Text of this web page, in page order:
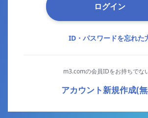
ログイン
ID・パスワードを忘れた
m3.comの会員IDをお持ちでな
アカウント新規作成(